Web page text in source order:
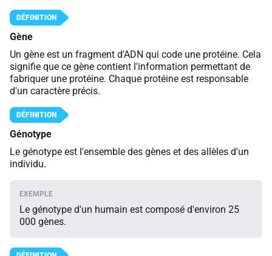
Gène
Un gène est un fragment d'ADN qui code une protéine. Cela
signifie que ce gène contient l'information permettant de
fabriquer une protéine. Chaque protéine est responsable
d'un caractère précis.
Génotype
Le génotype est l'ensemble des gènes et des allèles d'un
individu.
Le génotype d'un humain est composé d'environ 25
000 gènes.